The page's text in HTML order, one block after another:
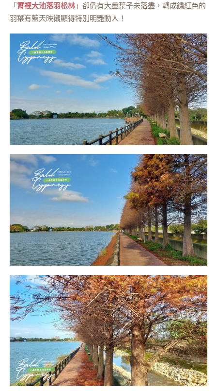
「霄裡大池落羽松林 」卻仍有大量葉子未落盡，轉成鏽紅色的
羽葉有藍天映襯顯得特別明艷動人！